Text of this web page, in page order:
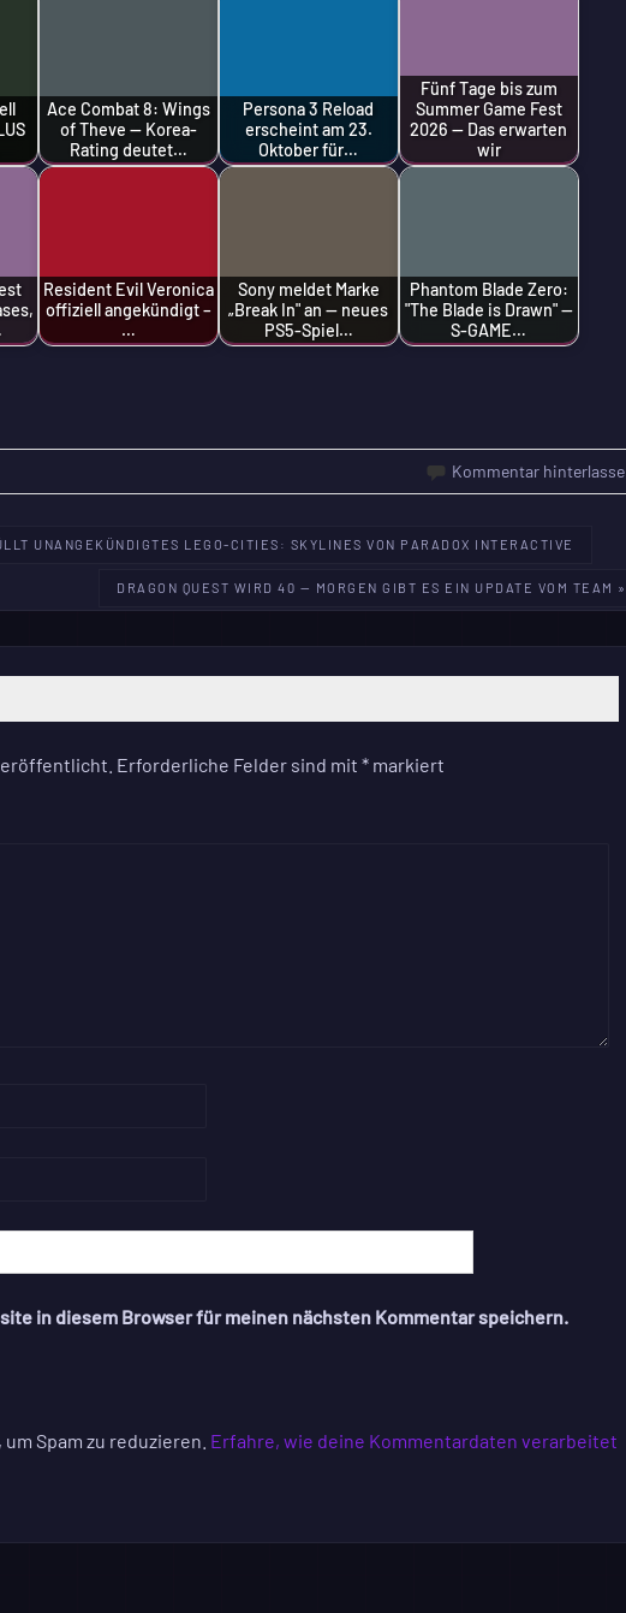
Ace Combat 8: Wings
of Theve — Korea-
Rating deutet…
Persona 3 Reload
erscheint am 23.
Oktober für…
Fünf Tage bis zum
Summer Game Fest
2026 — Das erwarten
wir
Resident Evil Veronica
offiziell angekündigt –
…
Sony meldet Marke
„Break In" an — neues
PS5-Spiel…
Phantom Blade Zero:
"The Blade is Drawn" —
S-GAME…
Kommentar
UNANGEKÜNDIGTES LEGO-CITIES: SKYLINES VON PARADOX INTERACTIVE
DRAGON QUEST WIRD 40 — MORGEN GIBT ES EIN UPDATE VOM TEAM »
Erforderliche Felder sind mit *markiert
in diesem Browser für meinen nächsten Kommentar speichern.
Spam zu reduzieren. Erfahre, wie deine Kommentardaten verarbeitet